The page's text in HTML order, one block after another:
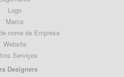
Logo
Marca
nome de Empresa
Website
Serviços
Designers